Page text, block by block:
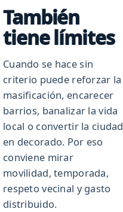
También
tiene límites
Cuando se hace sin
criterio puede reforzar la
masificación, encarecer
barrios, banalizar la vida
local o convertir la ciudad
en decorado. Por eso
conviene mirar
movilidad, temporada,
respeto vecinal y gasto
distribuido.